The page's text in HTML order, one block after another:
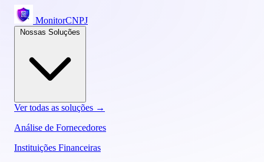
MonitorCNPJ
Ver todas as soluções →
Análise de Fornecedores
Instituições Financeiras